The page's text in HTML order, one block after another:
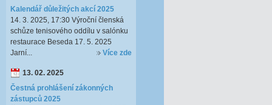
Kalendář důležitých akcí 2025
14. 3. 2025, 17:30 Výroční členská
schůze tenisového oddílu v salónku
restaurace Beseda 17. 5. 2025
Jarní...
Více zde
13. 02. 2025
Čestná prohlášení zákonných
zástupců 2025